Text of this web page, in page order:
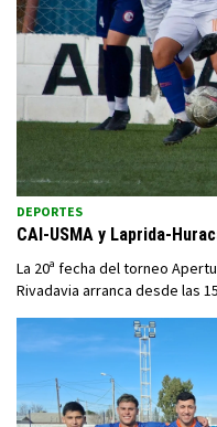
DEPORTES
CAI-USMA y Laprida-
La 20ª fecha del torneo
Rivadavia arranca desde las